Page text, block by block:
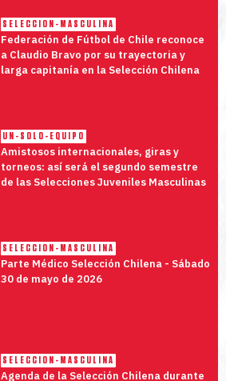
SELECCION-MASCULINA
Federación de Fútbol de Chile reconoce
a Claudio Bravo por su trayectoria y
larga capitanía en la Selección Chilena
UN-SOLO-EQUIPO
Amistosos internacionales, giras y
torneos: así será el segundo semestre
de las Selecciones Juveniles Masculinas
SELECCION-MASCULINA
Parte Médico Selección Chilena - Sábado
30 de mayo de 2026
SELECCION-MASCULINA
Agenda de la Selección Chilena durante